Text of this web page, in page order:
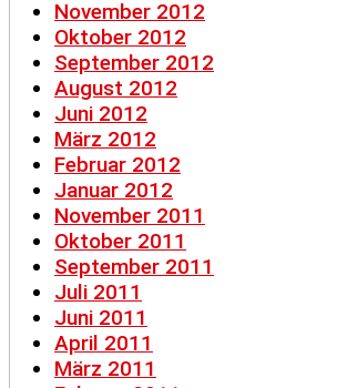
November 2012
Oktober 2012
September 2012
August 2012
Juni 2012
März 2012
Februar 2012
Januar 2012
November 2011
Oktober 2011
September 2011
Juli 2011
Juni 2011
April 2011
März 2011